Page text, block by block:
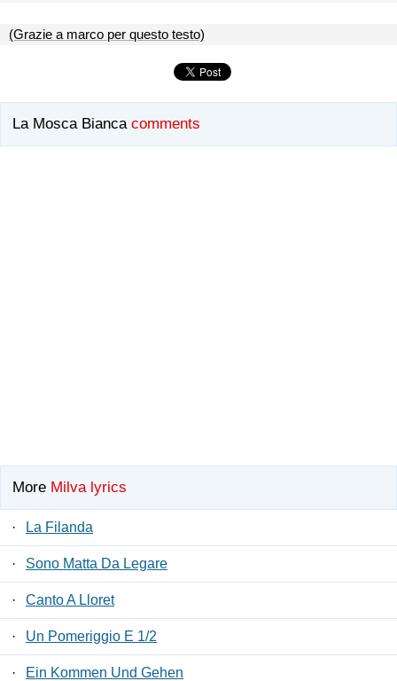
(Grazie a marco per questo testo)
La Mosca Bianca comments
More Milva lyrics
· La Filanda
· Sono Matta Da Legare
· Canto A Lloret
· Un Pomeriggio E 1/2
· Ein Kommen Und Gehen